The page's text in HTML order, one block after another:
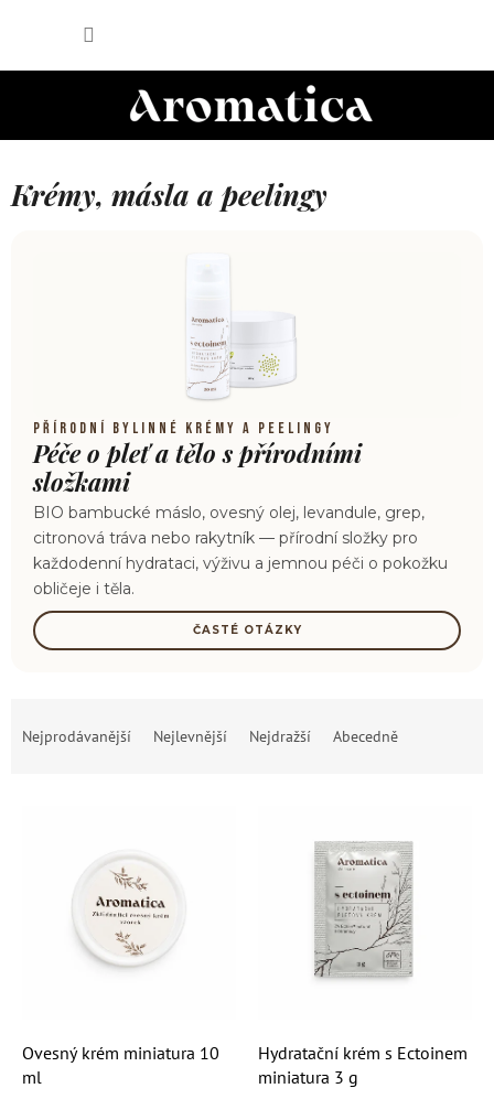
Krémy, másla a peelingy
PŘÍRODNÍ BYLINNÉ KRÉMY A PEELINGY
Péče o pleť a tělo s přírodními
složkami
BIO bambucké máslo, ovesný olej, levandule, grep,
citronová tráva nebo rakytník — přírodní složky pro
každodenní hydrataci, výživu a jemnou péči o pokožku
obličeje i těla.
ČASTÉ OTÁZKY
Nejprodávanější Nejlevnější Nejdražší Abecedně
Ovesný krém miniatura 10
ml
Hydratační krém s Ectoinem
miniatura 3 g